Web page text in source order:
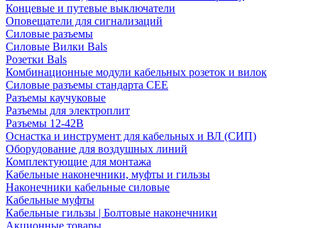
Концевые и путевые выключатели
Оповещатели для сигнализаций
Силовые разъемы
Силовые Вилки Bals
Розетки Bals
Комбинационные модули кабельных розеток и вилок
Силовые разъемы стандарта CEE
Разъемы каучуковые
Разъемы для электроплит
Разъемы 12-42В
Оснастка и инструмент для кабельных и ВЛ (СИП)
Оборудование для воздушных линий
Комплектующие для монтажа
Кабельные наконечники, муфты и гильзы
Наконечники кабельные силовые
Кабельные муфты
Кабельные гильзы | Болтовые наконечники
Акционные товары